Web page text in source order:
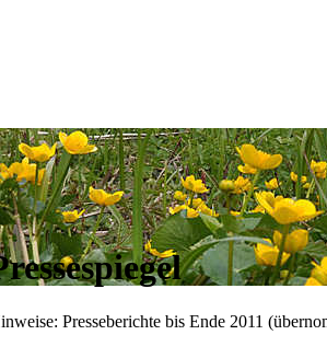
Presseberichte bis Ende 2011